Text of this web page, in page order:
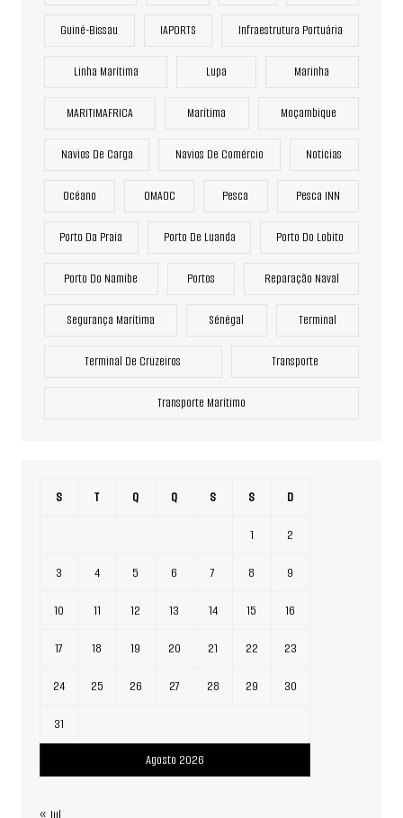
Guiné-Bissau IAPORTS Infraestrutura Portuária
Linha Marítima Lupa Marinha
MARITIMAFRICA Marítima Moçambique
Navios De Carga Navios De Comércio Noticias
Océano OMAOC Pesca Pesca INN
Porto Da Praia Porto De Luanda Porto Do Lobito
Porto Do Namibe Portos Reparação Naval
Segurança Marítima Sénégal Terminal
Terminal De Cruzeiros Transporte
Transporte Marítimo
Agosto 2026
S T Q Q S S D
1 2
3 4 5 6 7 8 9
10 11 12 13 14 15 16
17 18 19 20 21 22 23
24 25 26 27 28 29 30
31